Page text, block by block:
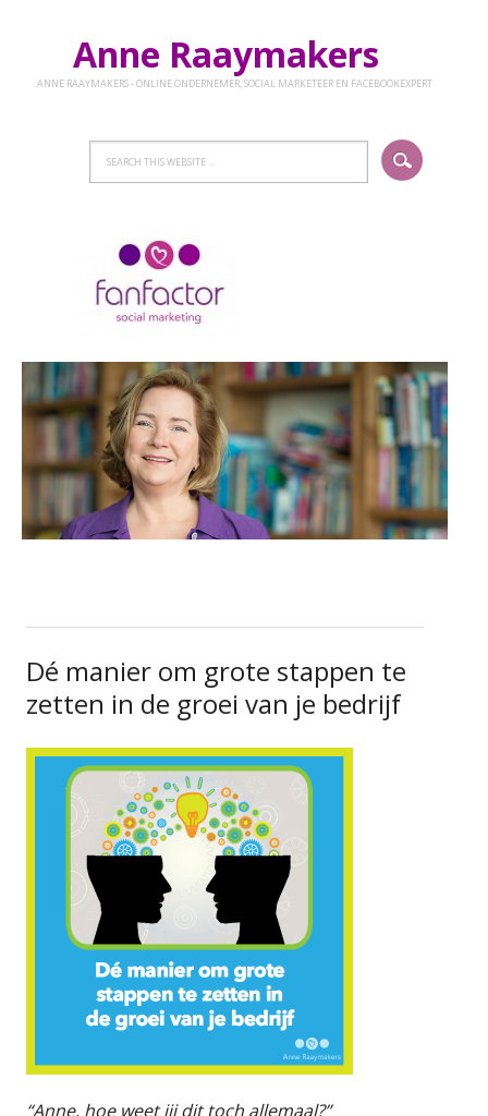
Anne Raaymakers
ANNE RAAYMAKERS - ONLINE ONDERNEMER, SOCIAL MARKETEER EN FACEBOOKEXPERT
Dé manier om grote stappen te
zetten in de groei van je bedrijf
“Anne, hoe weet jij dit toch allemaal?”